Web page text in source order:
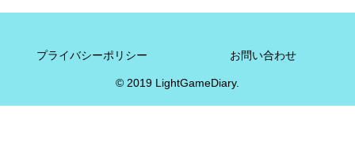
プライバシーポリシー お問い合わせ
© 2019 LightGameDiary.